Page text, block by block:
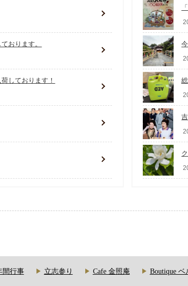
おります。
しております！
間行事 立志参り Cafe 金照庵 Boutique ベ